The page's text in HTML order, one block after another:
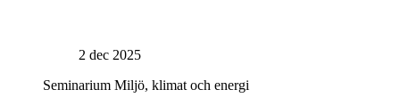
2 dec 2025
Seminarium Miljö, klimat och energi